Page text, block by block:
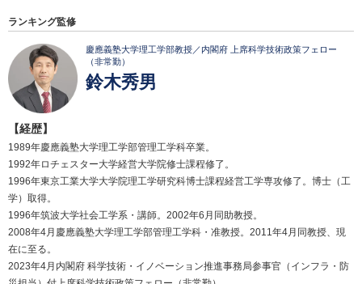
ランキング監修
慶應義塾大学理工学部教授／内閣府 上席科学技術政策フェロー
（非常勤）
鈴木秀男
【経歴】
1989年慶應義塾大学理工学部管理工学科卒業。
1992年ロチェスター大学経営大学院修士課程修了。
1996年東京工業大学大学院理工学研究科博士課程経営工学専攻修了。博士（工
学）取得。
1996年筑波大学社会工学系・講師。2002年6月同助教授。
2008年4月慶應義塾大学理工学部管理工学科・准教授。2011年4月同教授、現
在に至る。
2023年4月内閣府 科学技術・イノベーション推進事務局参事官（インフラ・防